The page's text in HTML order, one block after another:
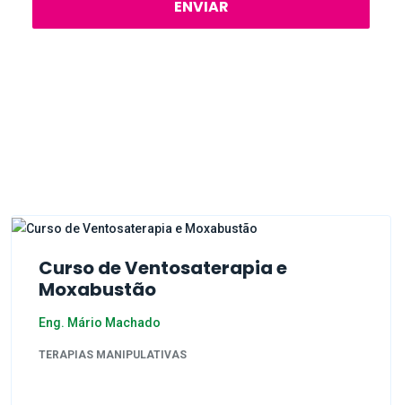
ENVIAR
Curso de Ventosaterapia e
Moxabustão
Eng. Mário Machado
TERAPIAS MANIPULATIVAS